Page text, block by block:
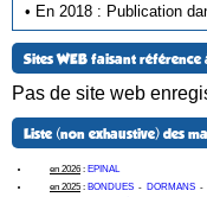
Sites WEB faisant référence
Pas de site web
Liste (non exhaustive) des
en 2026 : EPINAL
en 2025 : BONDUES - DORMANS -